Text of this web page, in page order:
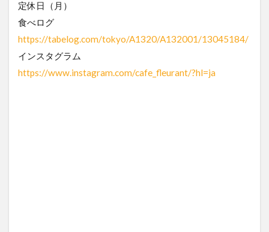
定休日（月）
食べログ
https://tabelog.com/tokyo/A1320/A132001/13045184/
インスタグラム
https://www.instagram.com/cafe_fleurant/?hl=ja